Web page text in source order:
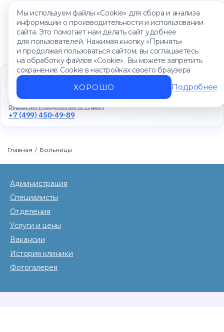
Мы используем файлы «Cookie» для сбора и анализа
информации о производительности и использовании
сайта. Это помогает нам делать сайт удобнее
для пользователей. Нажимая кнопку «Принять»
и продолжая пользоваться сайтом, вы соглашаетесь
на обработку файлов «Cookie». Вы можете запретить
сохранение Cookie в настройках своего браузера
ХОРОШО Подробнее
Единый контакт-центр
+7 (499) 450-88-89
Ежедневно с 8:00 до 20:00
Обращения и предложения по сервису
+7 (499) 450-49-89
Главная / Больницы
Администрация
Специалисты
Отделения
Услуги и цены
Вакансии
История клиники
Фотогалерея